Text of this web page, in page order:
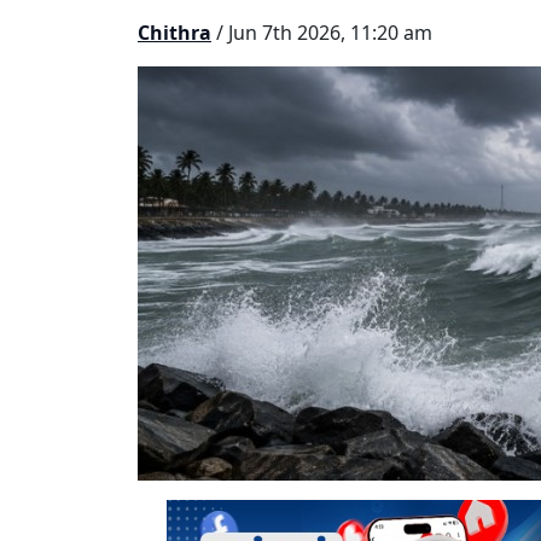
Chithra / Jun 7th 2026, 11:20 am